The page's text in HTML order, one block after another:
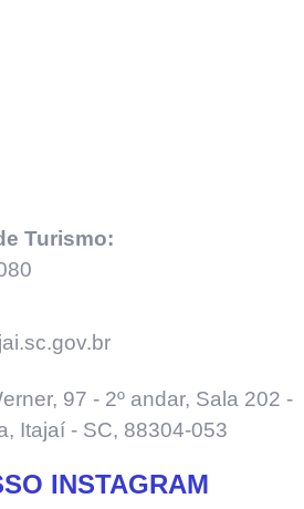
Turismo:
97 - 2º andar, Sala 202 -
Itajaí - SC, 88304-053
INSTAGRAM